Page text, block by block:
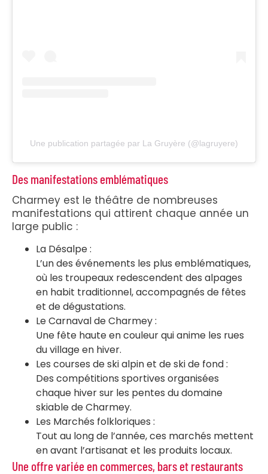
Une publication partagée par La Gruyère (@lagruyere)
Des manifestations emblématiques
Charmey est le théâtre de nombreuses
manifestations qui attirent chaque année un
large public :
La Désalpe :
L’un des événements les plus emblématiques,
où les troupeaux redescendent des alpages
en habit traditionnel, accompagnés de fêtes
et de dégustations.
Le Carnaval de Charmey :
Une fête haute en couleur qui anime les rues
du village en hiver.
Les courses de ski alpin et de ski de fond :
Des compétitions sportives organisées
chaque hiver sur les pentes du domaine
skiable de Charmey.
Les Marchés folkloriques :
Tout au long de l’année, ces marchés mettent
en avant l’artisanat et les produits locaux.
Une offre variée en commerces, bars et restaurants